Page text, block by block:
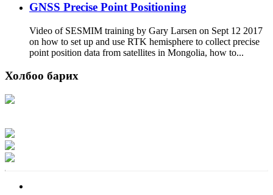
GNSS Precise Point Positioning
Video of SESMIM training by Gary Larsen on Sept 12 2017
on how to set up and use RTK hemisphere to collect precise
point position data from satellites in Mongolia, how to...
Холбоо барих